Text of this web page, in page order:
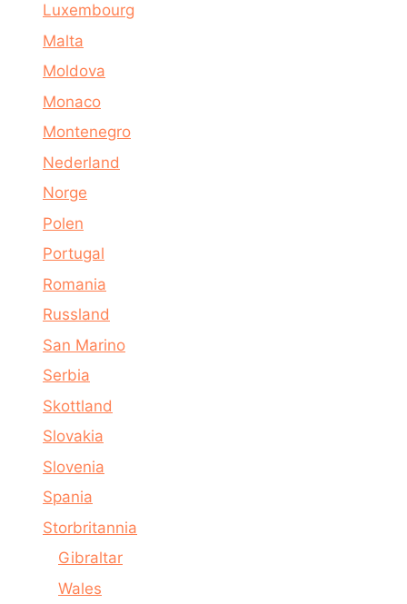
Luxembourg
Malta
Moldova
Monaco
Montenegro
Nederland
Norge
Polen
Portugal
Romania
Russland
San Marino
Serbia
Skottland
Slovakia
Slovenia
Spania
Storbritannia
Gibraltar
Wales